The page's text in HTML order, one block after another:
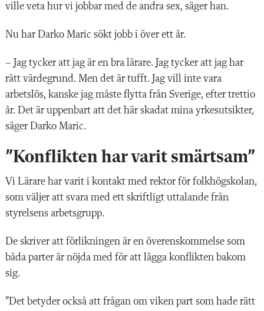
ville veta hur vi jobbar med de andra sex, säger han.
Nu har Darko Maric sökt jobb i över ett år.
– Jag tycker att jag är en bra lärare. Jag tycker att jag har
rätt värdegrund. Men det är tufft. Jag vill inte vara
arbetslös, kanske jag måste flytta från Sverige, efter trettio
år. Det är uppenbart att det här skadat mina yrkesutsikter,
säger Darko Maric.
”Konflikten har varit smärtsam”
Vi Lärare har varit i kontakt med rektor för folkhögskolan,
som väljer att svara med ett skriftligt uttalande från
styrelsens arbetsgrupp.
De skriver att förlikningen är en överenskommelse som
båda parter är nöjda med för att lägga konflikten bakom
sig.
”Det betyder också att frågan om viken part som hade rätt